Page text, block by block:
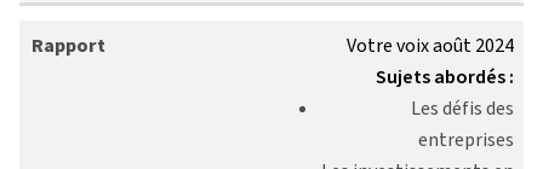
Votre voix août 2024
Sujets abordés :
Lesdéfis des
entreprises